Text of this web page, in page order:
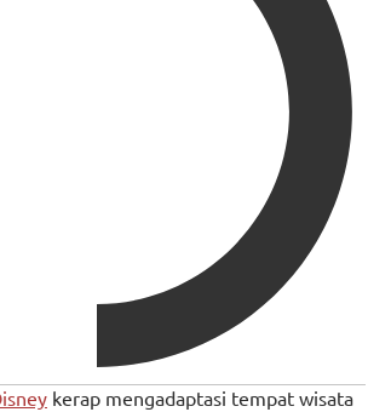
kerap mengadaptasi tempat wisata